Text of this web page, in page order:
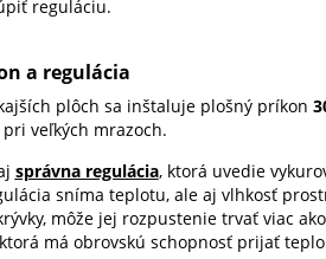
reguláciu.
a regulácia
plôch sa inštaluje plošný príkon
veľkých mrazoch.
správna regulácia, ktorá uvedie
sníma teplotu, ale aj vlhkosť
môže jej rozpustenie trvať viac
má obrovskú schopnosť prijať